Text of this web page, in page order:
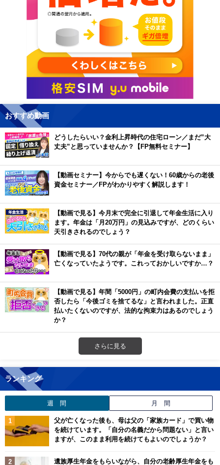
おすすめ動画
どうしたらいい？金利上昇時代の住宅ローン／まだ”大
丈夫”と思っていませんか？【FP無料セミナー】
【動画セミナー】今からでも遅くない！60歳からの老後
資金セミナー／FPがわかりやすく解説します！
【動画で見る】今月末で完全に引退して年金生活に入り
ます。年金は「月20万円」の見込みですが、どのくらい
天引きされるのでしょう？
【動画で見る】70代の親が「年金を受け取らないまま」
亡くなっていたようです。これっておかしいですか…？
【動画で見る】年間「5000円」の町内会費の支払いを拒
否したら「今後ゴミを捨てるな」と言われました。正直
払いたくないのですが、法的な拘束力はあるのでしょう
か？
さらに見る
ランキング
週 間 月 間
父が亡くなった後も、母は父の「家族カード」で買い物
を続けています。「自分の名義だから問題ない」と言い
ますが、このまま利用を続けてもよいのでしょうか？
遺族厚生年金をもらいながら、自分の老齢厚生年金をも